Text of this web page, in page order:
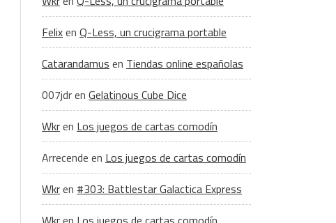
Felixen Q-Less, un crucigrama portable
Catarandamus en Tiendas online españolas
007jdren Gelatinous Cube Dice
Wkren Los juegos de cartas comodín
Arrecende en Los juegos de cartas comodín
Wkren #303: Battlestar Galactica Express